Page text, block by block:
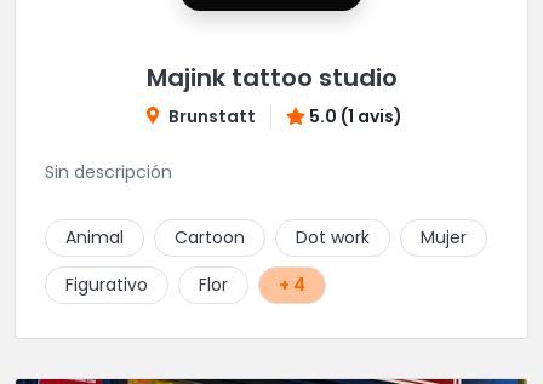
Majink tattoo studio
Brunstatt 5.0 (1 avis)
Sin descripción
Animal Cartoon Dot work
Mujer
Figurativo
Flor + 4